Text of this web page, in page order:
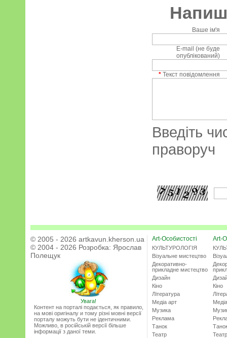
Ваше ім'я
E-mail (не буде
опублікований)
* Текст повідомлення
Введіть
праворуч
© 2005 - 2026 artkavun.kherson.ua
© 2004 - 2026 Розробка: Ярослав
Полещук
Увага!
Контент на порталі подається, як правило,
на мові оригіналу и тому різні мовні версії
порталу можуть бути не ідентичними.
Можливо, в російській версії більше
інформації з даної теми.
Art-Особистості
КУЛЬТУРОЛОГІЯ
Візуальне мистецтво
Декоративно-
прикладне мистецтво
Дизайн
Кіно
Література
Медіа арт
Музика
Реклама
Танок
Театр
Art-
Кіно
Театр